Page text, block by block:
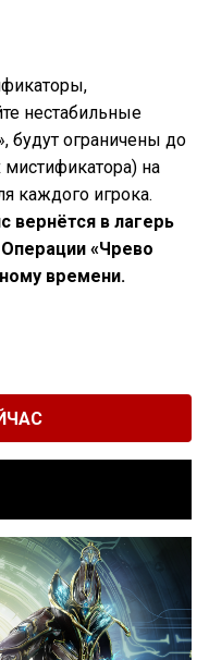
нестабильные
будут ограничены до
на
каждого игрока.
вернётся в лагерь
«Чрево
времени.